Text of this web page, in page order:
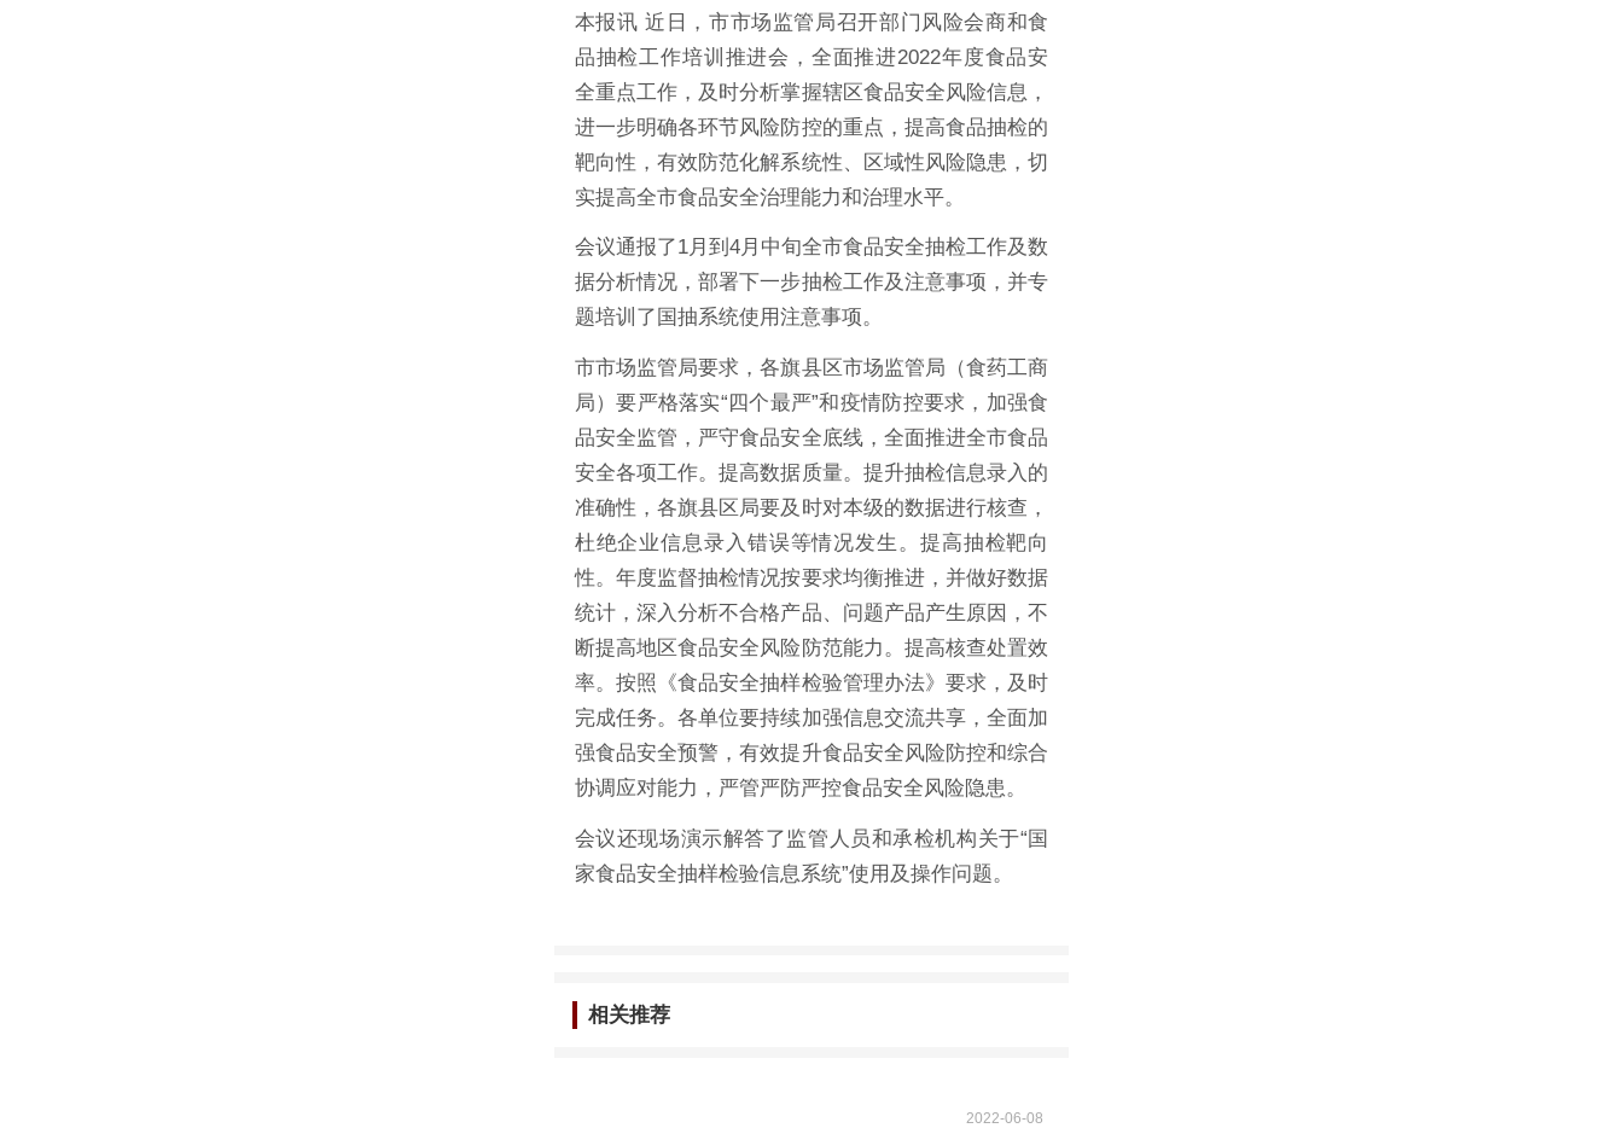
本报讯 近日，市市场监管局召开部门风险会商和食
品抽检工作培训推进会，全面推进2022年度食品安
全重点工作，及时分析掌握辖区食品安全风险信息，
进一步明确各环节风险防控的重点，提高食品抽检的
靶向性，有效防范化解系统性、区域性风险隐患，切
实提高全市食品安全治理能力和治理水平。
会议通报了1月到4月中旬全市食品安全抽检工作及数
据分析情况，部署下一步抽检工作及注意事项，并专
题培训了国抽系统使用注意事项。
市市场监管局要求，各旗县区市场监管局（食药工商
局）要严格落实“四个最严”和疫情防控要求，加强食
品安全监管，严守食品安全底线，全面推进全市食品
安全各项工作。提高数据质量。提升抽检信息录入的
准确性，各旗县区局要及时对本级的数据进行核查，
杜绝企业信息录入错误等情况发生。提高抽检靶向
性。年度监督抽检情况按要求均衡推进，并做好数据
统计，深入分析不合格产品、问题产品产生原因，不
断提高地区食品安全风险防范能力。提高核查处置效
率。按照《食品安全抽样检验管理办法》要求，及时
完成任务。各单位要持续加强信息交流共享，全面加
强食品安全预警，有效提升食品安全风险防控和综合
协调应对能力，严管严防严控食品安全风险隐患。
会议还现场演示解答了监管人员和承检机构关于“国
家食品安全抽样检验信息系统”使用及操作问题。
相关推荐
2022-06-08